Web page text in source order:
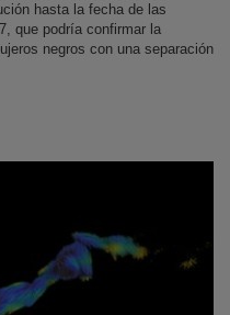
hasta la fecha de las
que podría confirmar la
negros con una separación